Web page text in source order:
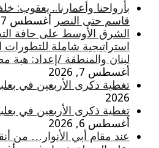
بأرواحنا وأعمارنا.. يعقوب:
قاسم حتى النصر أغسطس 7, 2026
الشرق الأوسط على حافة
استراتيجية شاملة للتطورات
لبنان والمنطقة /إعداد: هبة
أغسطس 7, 2026
تغطية ذكرى الأربعين في
2026
تغطية ذكرى الأربعين في
أغسطس 6, 2026
عند مقام أبي الأنوار… من